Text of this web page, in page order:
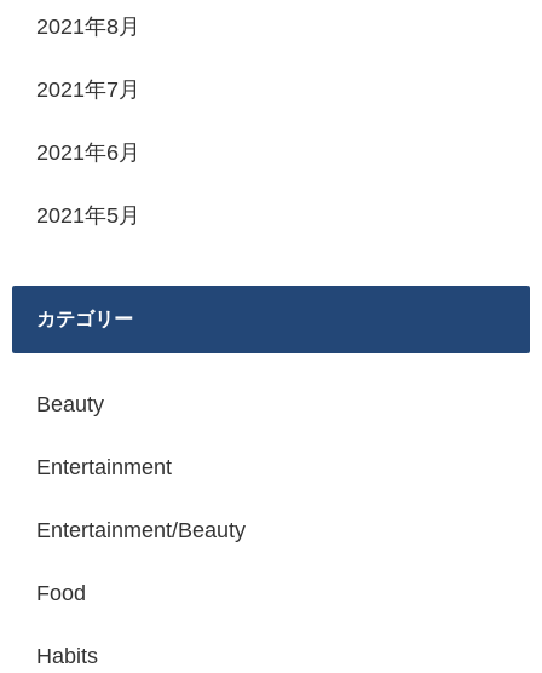
2021年8月
2021年7月
2021年6月
2021年5月
カテゴリー
Beauty
Entertainment
Entertainment/Beauty
Food
Habits